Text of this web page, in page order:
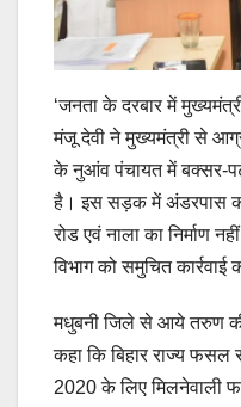
‘जनता के दरबार में
मंजू देवी ने मुख्यमंत्री से
के नुआंव पंचायत में बक्सर-
है। इस सड़क में अंडरपास का
रोड एवं नाला का निर्माण
विभाग को समुचित कार्रवाई
मधुबनी जिले से आये तरुण
कहा कि बिहार राज्य फसल
2020 के लिए मिलनेवाली